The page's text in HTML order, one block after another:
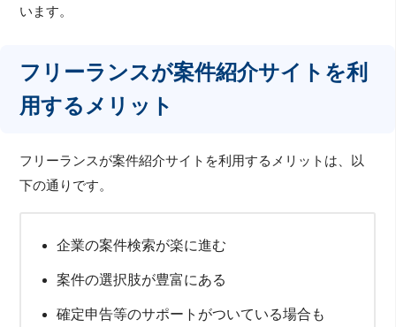
います。
フリーランスが案件紹介サイトを利
用するメリット
フリーランスが案件紹介サイトを利用するメリットは、以
下の通りです。
企業の案件検索が楽に進む
案件の選択肢が豊富にある
確定申告等のサポートがついている場合も